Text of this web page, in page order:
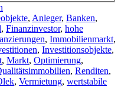
, Anleger, Banken,
, Finanzinvestor, hohe
, Immobilienmarkt,
, Investitionsobjekte,
, Markt, Optimierung,
, Renditen,
, Vermietung, wertstabile